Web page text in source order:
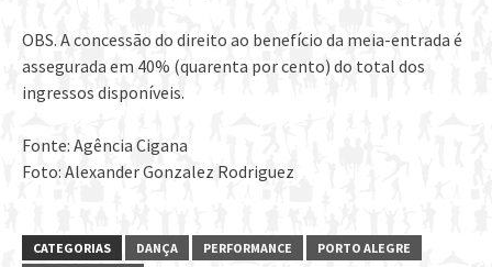
OBS. A concessão do direito ao benefício da meia-entrada é
assegurada em 40% (quarenta por cento) do total dos
ingressos disponíveis.
Fonte: Agência Cigana
Foto: Alexander Gonzalez Rodriguez
CATEGORIAS DANÇA PERFORMANCE
PORTO ALEGRE